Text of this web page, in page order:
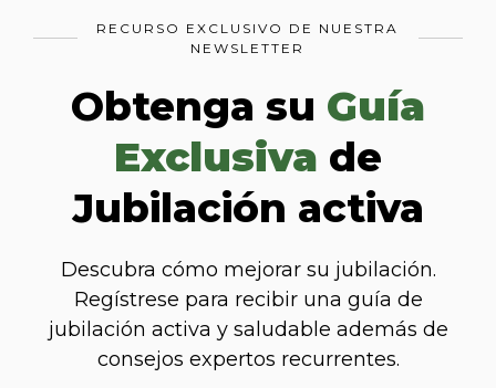
RECURSO EXCLUSIVO DE NUESTRA
NEWSLETTER
Obtenga su Guía
Exclusiva de
Jubilación activa
Descubra cómo mejorar su jubilación.
Regístrese para recibir una guía de
jubilación activa y saludable además de
consejos expertos recurrentes.